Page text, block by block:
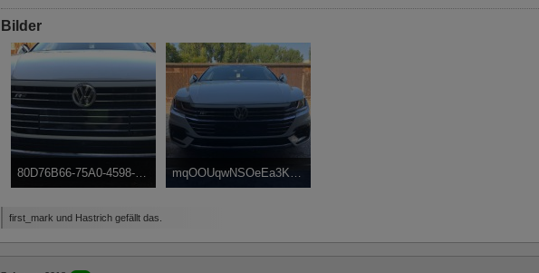
Bilder
80D76B66-75A0-4598-ADB8-F61C3DDE28ED.jpg
129,58 kB, 800×450, 5.994 mal angesehen
mqOOUqwNSOeEa3KXy+6BUg.jpg
183 kB, 800×600, 5.710 mal angesehen
first_mark und Hastrich gefällt das.